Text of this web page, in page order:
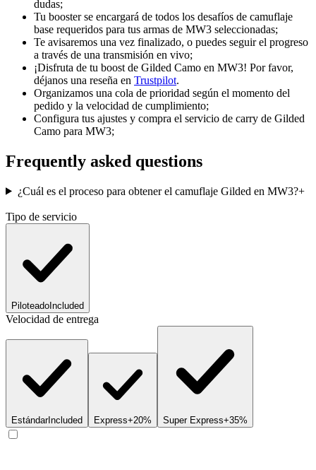
dudas;
Tu booster se encargará de todos los desafíos de camuflaje
base requeridos para tus armas de MW3 seleccionadas;
Te avisaremos una vez finalizado, o puedes seguir el progreso
a través de una transmisión en vivo;
¡Disfruta de tu boost de Gilded Camo en MW3! Por favor,
déjanos una reseña en Trustpilot.
Organizamos una cola de prioridad según el momento del
pedido y la velocidad de cumplimiento;
Configura tus ajustes y compra el servicio de carry de Gilded
Camo para MW3;
Frequently asked questions
¿Cuál es el proceso para obtener el camuflaje Gilded en MW3?+
Tipo de servicio
PiloteadoIncluded
Velocidad de entrega
EstándarIncluded Express+20% Super Express+35%